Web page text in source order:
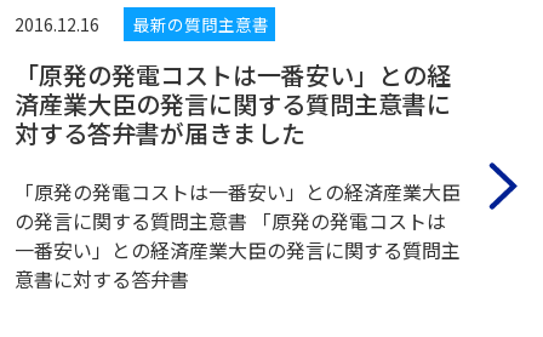
2016.12.16 最新の質問主意書
「原発の発電コストは一番安い」との経
済産業大臣の発言に関する質問主意書に
対する答弁書が届きました
「原発の発電コストは一番安い」との経済産業大臣
の発言に関する質問主意書 「原発の発電コストは
一番安い」との経済産業大臣の発言に関する質問主
意書に対する答弁書